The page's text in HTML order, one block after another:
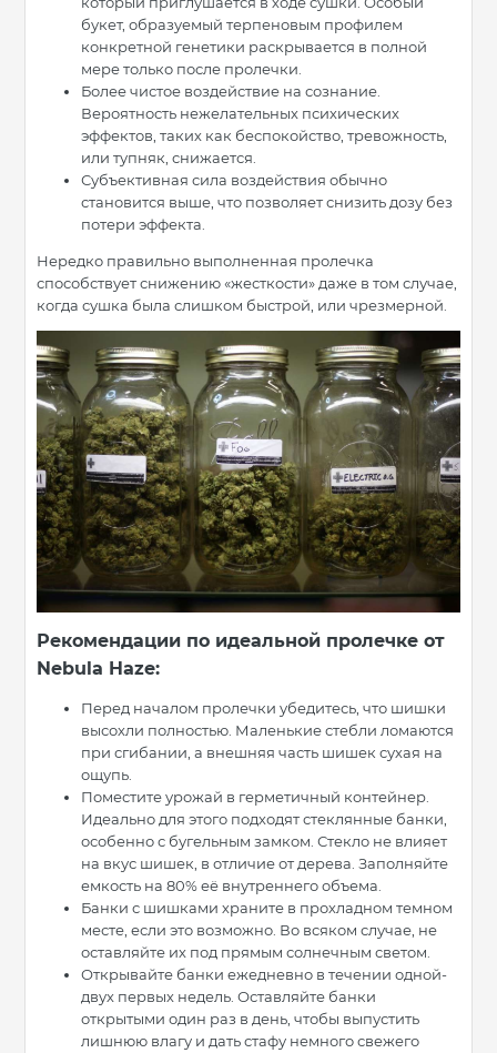
букет, образуемый терпеновым профилем
конкретной генетики раскрывается в полной
мере только после пролечки.
Более чистое воздействие на сознание.
Вероятность нежелательных психических
эффектов, таких как беспокойство, тревожность,
или тупняк, снижается.
Субъективная сила воздействия обычно
становится выше, что позволяет снизить дозу без
потери эффекта.
Нередко правильно выполненная пролечка
способствует снижению «жесткости» даже в том случае,
когда сушка была слишком быстрой, или чрезмерной.
Рекомендации по идеальной пролечке от
Nebula Haze:
Перед началом пролечки убедитесь, что шишки
высохли полностью. Маленькие стебли ломаются
при сгибании, а внешняя часть шишек сухая на
ощупь.
Поместите урожай в герметичный контейнер.
Идеально для этого подходят стеклянные банки,
особенно с бугельным замком. Стекло не влияет
на вкус шишек, в отличие от дерева. Заполняйте
емкость на 80% её внутреннего объема.
Банки с шишками храните в прохладном темном
месте, если это возможно. Во всяком случае, не
оставляйте их под прямым солнечным светом.
Открывайте банки ежедневно в течении одной-
двух первых недель. Оставляйте банки
открытыми один раз в день, чтобы выпустить
лишнюю влагу и дать стафу немного свежего